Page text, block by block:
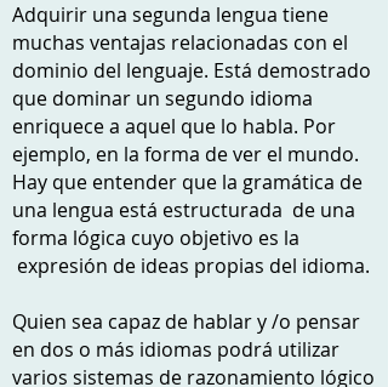
Adquirir una segunda lengua tiene
muchas ventajas relacionadas con el
dominio del lenguaje. Está demostrado
que dominar un segundo idioma
enriquece a aquel que lo habla. Por
ejemplo, en la forma de ver el mundo.
Hay que entender que la gramática de
una lengua está estructurada de una
forma lógica cuyo objetivo es la
expresión de ideas propias del idioma.
Quien sea capaz de hablar y /o pensar
en dos o más idiomas podrá utilizar
varios sistemas de razonamiento lógico